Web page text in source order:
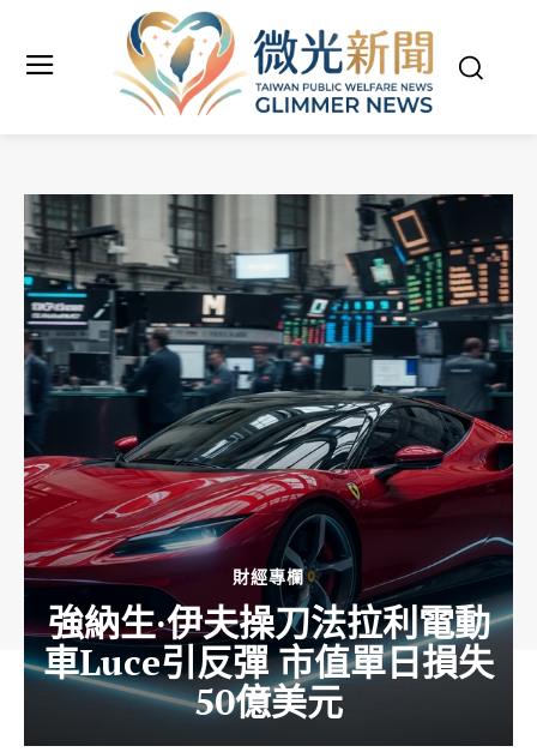
財經專欄
強納生·伊夫操刀法拉利電動
車Luce引反彈 市值單日損失
50億美元